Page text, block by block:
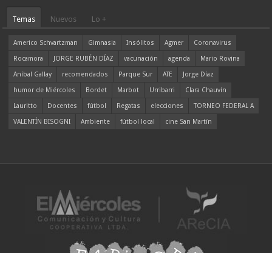
Temas Nuevos Lo +
Americo Schvartzman Gimnasia Insólitos Agmer
Coronavirus
Rocamora
JORGE RUBÉN DÍAZ vacunación agenda
Mario Rovina
Aníbal Gallay
recomendados Parque Sur ATE
Jorge Díaz
humor de Miércoles
Bordet Marbot Urribarri
Clara Chauvín
Lauritto
Docentes fútbol Regatas elecciones
TORNEO FEDERAL A
VALENTÍN BISOGNI
Ambiente fútbol local cine San Martín